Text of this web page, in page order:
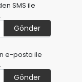
SMS ile
Gönder
e-posta ile
Gönder